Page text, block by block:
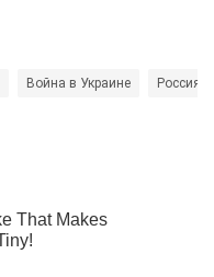
Война в Украине Россия -